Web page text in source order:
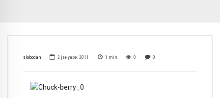
slobodan 2 јануари, 2011 1 min 0 0